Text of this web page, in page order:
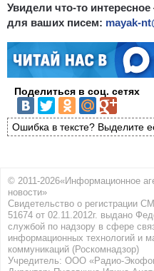
Увидели что-то
для ваших писем: mayak-
Поделиться в соц. сетях
Ошибка в тексте? Выделите
© 2011-2026«Информационное
новости»
Свидетельство о регистрации
51674 от 02.11.2012г. выдано
службой по надзору в сфере
информационных технологий и
коммуникаций (Роскомнадзор)
Учредитель: ООО «Радио-